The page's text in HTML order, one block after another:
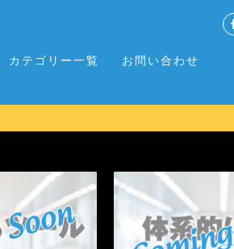
カテゴリー一覧 お問い合わせ